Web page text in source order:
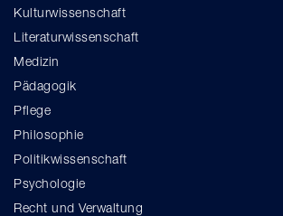
Kulturwissenschaft
Literaturwissenschaft
Medizin
Pädagogik
Pflege
Philosophie
Politikwissenschaft
Psychologie
Recht und Verwaltung